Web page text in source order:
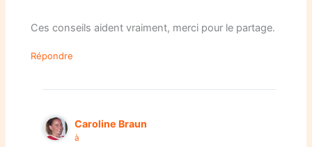
Ces conseils aident vraiment, merci pour le partage.
Répondre
Caroline Braun
à